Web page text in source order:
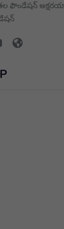
ఫౌండేషన్
A Block,